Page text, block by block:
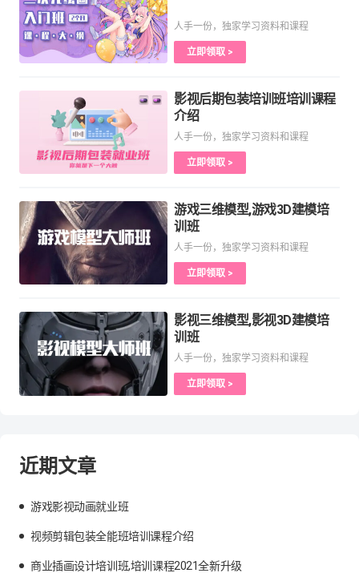
人手一份，独家学习资料和课程
立即领取 >
影视后期包装培训班培训课程
介绍
人手一份，独家学习资料和课程
立即领取 >
游戏三维模型,游戏3D建模培
训班
人手一份，独家学习资料和课程
立即领取 >
影视三维模型,影视3D建模培
训班
人手一份，独家学习资料和课程
立即领取 >
近期文章
游戏影视动画就业班
视频剪辑包装全能班培训课程介绍
商业插画设计培训班,培训课程2021全新升级